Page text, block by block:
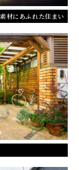
材にあふれた住まい